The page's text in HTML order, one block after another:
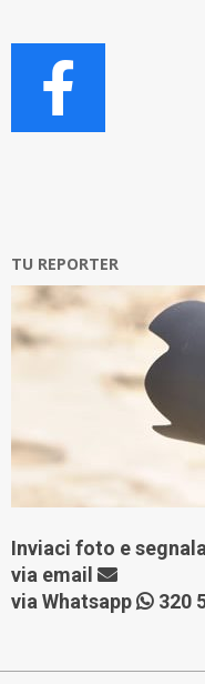
TU REPORTER
Inviaci foto e
via email
via Whatsapp
320